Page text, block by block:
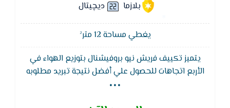
بلازما
ديچيتال
يغطي مساحة 12 متر²
يتميز تكييف فريش نيو بروفيشنال بتوزيع الهواء في
الأربع اتجاهات للحصول علي أفضل نتيجة تبريد مطلوبه
...